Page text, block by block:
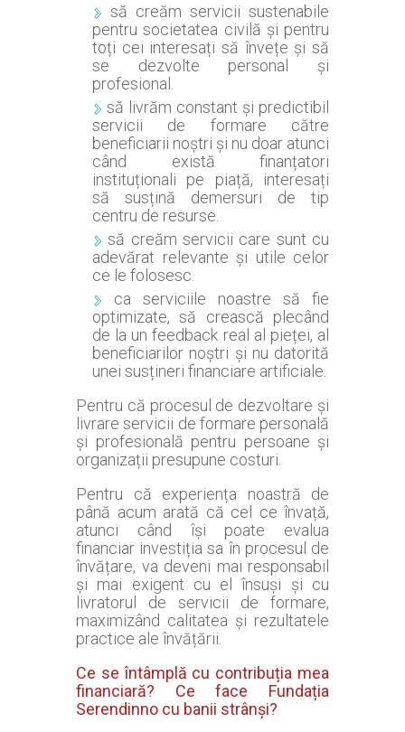
să creăm servicii sustenabile
pentru societatea civilă și pentru
toți cei interesați să învețe și să
se dezvolte personal și
profesional.
să livrăm constant și predictibil
servicii de formare către
beneficiarii noștri și nu doar atunci
când există finanțatori
instituționali pe piață, interesați
să susțină demersuri de tip
centru de resurse.
să creăm servicii care sunt cu
adevărat relevante și utile celor
ce le folosesc.
ca serviciile noastre să fie
optimizate, să crească plecând
de la un feedback real al pieței, al
beneficiarilor noștri și nu datorită
unei susțineri financiare artificiale.
Pentru că procesul de dezvoltare și
livrare servicii de formare personală
și profesională pentru persoane și
organizații presupune costuri.
Pentru că experiența noastră de
până acum arată că cel ce învață,
atunci când își poate evalua
financiar investiția sa în procesul de
învățare, va deveni mai responsabil
și mai exigent cu el însuși și cu
livratorul de servicii de formare,
maximizând calitatea și rezultatele
practice ale învățării.
Ce se întâmplă cu contribuția mea
financiară? Ce face Fundația
Serendinno cu banii strânși?